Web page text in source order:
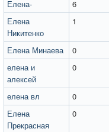
Елена-
6
Елена
Никитенко
1
Елена Минаева 0
елена и
алексей
0
елена вл 0
Елена
Прекрасная
0